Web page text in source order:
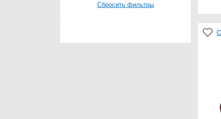
Сбросить фильтры